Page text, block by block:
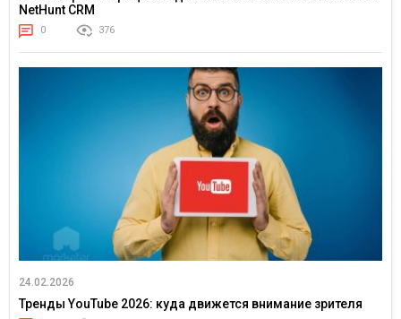
NetHunt CRM
0 376
24.02.2026
Тренды YouTube 2026: куда движется внимание зрителя